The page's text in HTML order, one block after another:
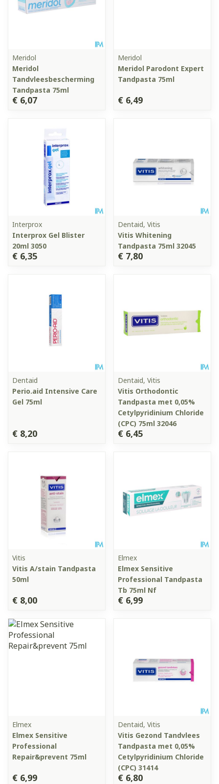
Meridol
Meridol
Tandvleesbescherming
Tandpasta 75ml
€ 6,07
Meridol
Meridol Parodont Expert
Tandpasta 75ml
€ 6,49
Interprox
Interprox Gel Blister
20ml 3050
€ 6,35
Dentaid, Vitis
Vitis Whitening
Tandpasta 75ml 32045
€ 7,80
Dentaid
Perio.aid Intensive Care
Gel 75ml
€ 8,20
Dentaid, Vitis
Vitis Orthodontic
Tandpasta met 0,05%
Cetylpyridinium Chloride
(CPC) 75ml 32046
€ 6,45
Vitis
Vitis A/stain Tandpasta
50ml
€ 8,00
Elmex
Elmex Sensitive
Professional Tandpasta
Tb 75ml Nf
€ 6,99
Elmex
Elmex Sensitive
Professional
Repair&prevent 75ml
€ 6,99
Dentaid, Vitis
Vitis Gezond Tandvlees
Tandpasta met 0,05%
Cetylpyridinium Chloride
(CPC) 31414
€ 6,80